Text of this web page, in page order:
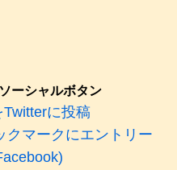
ーシャルボタン
に投稿
クマークにエントリー